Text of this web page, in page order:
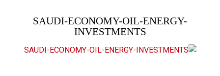
SAUDI-ECONOMY-OIL-ENERGY-
INVESTMENTS